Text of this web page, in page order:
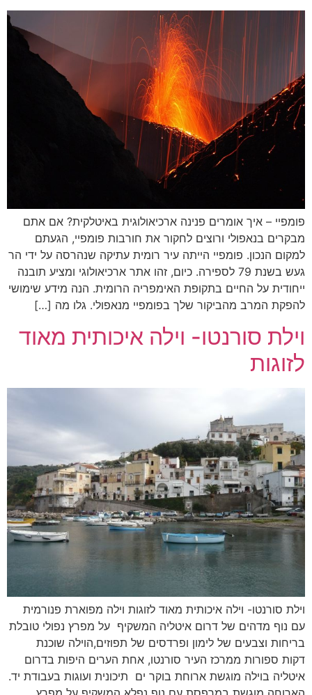
פומפיי – איך אומרים פנינה ארכיאולוגית באיטלקית? אם אתם
מבקרים בנאפולי ורוצים לחקור את חורבות פומפיי, הגעתם
למקום הנכון. פומפיי הייתה עיר רומית עתיקה שנהרסה על ידי הר
געש בשנת 79 לספירה. כיום, זהו אתר ארכיאולוגי ומציע תובנה
ייחודית על החיים בתקופת האימפריה הרומית. הנה מידע שימושי
להפקת המרב מהביקור שלך בפומפיי מנאפולי. גלו מה […]
וילת סורנטו- וילה איכותית מאוד
לזוגות
וילת סורנטו- וילה איכותית מאוד לזוגות וילה מפוארת פנורמית
עם נוף מדהים של דרום איטליה המשקיף על מפרץ נפולי טובלת
בריחות וצבעים של לימון ופרדסים של תפוזים,הוילה שוכנת
דקות ספורות ממרכז העיר סורנטו, אחת הערים היפות בדרום
איטליה בוילה מוגשת ארוחת בוקר ים תיכונית ועוגות בעבודת יד.